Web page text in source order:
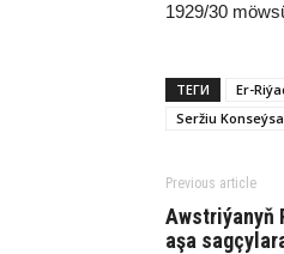
1929/30
ТЕГИ Er-
Seržiu
Previous article
Awstriýanyň
aşa